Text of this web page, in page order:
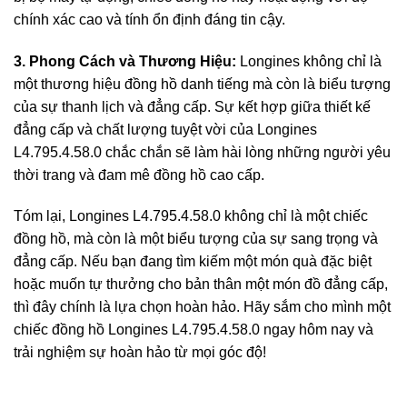
chính xác cao và tính ổn định đáng tin cậy.
3. Phong Cách và Thương Hiệu: Longines không chỉ là
một thương hiệu đồng hồ danh tiếng mà còn là biểu tượng
của sự thanh lịch và đẳng cấp. Sự kết hợp giữa thiết kế
đẳng cấp và chất lượng tuyệt vời của Longines
L4.795.4.58.0 chắc chắn sẽ làm hài lòng những người yêu
thời trang và đam mê đồng hồ cao cấp.
Tóm lại, Longines L4.795.4.58.0 không chỉ là một chiếc
đồng hồ, mà còn là một biểu tượng của sự sang trọng và
đẳng cấp. Nếu bạn đang tìm kiếm một món quà đặc biệt
hoặc muốn tự thưởng cho bản thân một món đồ đẳng cấp,
thì đây chính là lựa chọn hoàn hảo. Hãy sắm cho mình một
chiếc đồng hồ Longines L4.795.4.58.0 ngay hôm nay và
trải nghiệm sự hoàn hảo từ mọi góc độ!